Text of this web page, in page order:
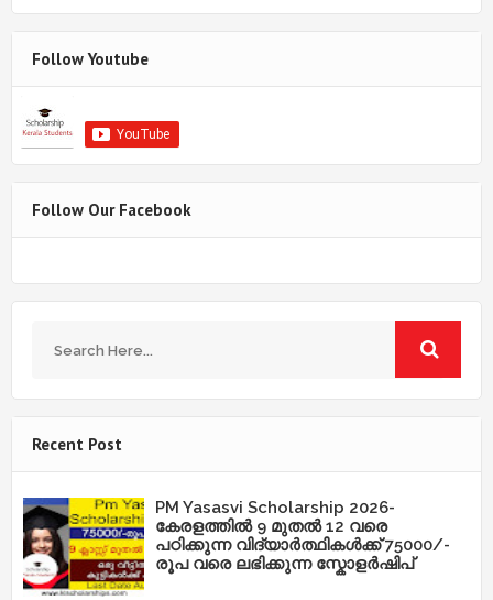
Follow Youtube
Follow Our Facebook
Recent Post
PM Yasasvi Scholarship 2026-
കേരളത്തിൽ 9 മുതൽ 12 വരെ
പഠിക്കുന്ന വിദ്യാർത്ഥികൾക്ക് 75000/-
രൂപ വരെ ലഭിക്കുന്ന സ്കോളർഷിപ്